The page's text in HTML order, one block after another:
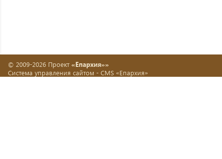
© 2009-2026 Проект «Епархия»»
Система управления сайтом - CMS «Епархия»